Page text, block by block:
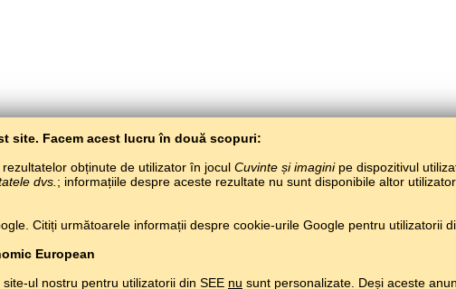
site. Facem acest lucru în două scopuri:
obținute de utilizator în jocul Cuvinte și imaginipe dispozitivul
dvs. ; informațiile despre aceste rezultate nu sunt disponibile altor
Citiți următoarele informații despre cookie-urile Google pentru utilizatorii
European
ul nostru pentru utilizatorii din SEE nu sunt personalizate. Deși aceste
BaltoSlav Cuvinte și imagini / Limba armeană în imagini
Învață limba armeană gratuit. Joacă și învață limba armeană pe net.#